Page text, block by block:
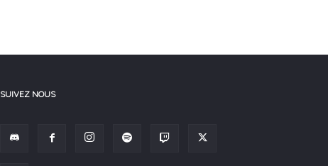
SUIVEZ NOUS